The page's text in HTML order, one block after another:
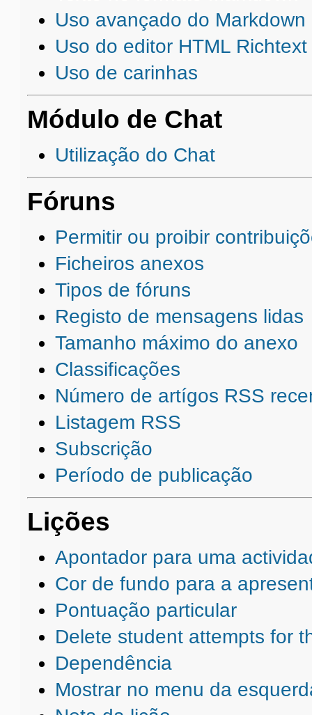
Uso avançado do Markdown
Uso do editor HTML Richtext
Uso de carinhas
Módulo de Chat
Utilização do Chat
Fóruns
Permitir ou proibir
Ficheiros anexos
Tipos de fóruns
Registo de mensagens lidas
Tamanho máximo do anexo
Classificações
Número de artígos RSS
Listagem RSS
Subscrição
Período de publicação
Lições
Apontador para uma
Cor de fundo para a
Pontuação particular
Delete student attempts for
Dependência
Mostrar no menu da